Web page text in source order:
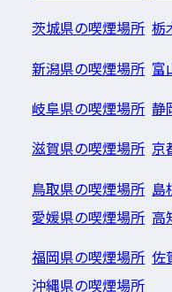
茨城県の喫煙場所 栃
新潟県の喫煙場所 富
岐阜県の喫煙場所 静
滋賀県の喫煙場所 京
鳥取県の喫煙場所 島
愛媛県の喫煙場所 高
福岡県の喫煙場所 佐
沖縄県の喫煙場所